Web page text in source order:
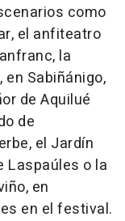
como
el anfiteatro
la
en Sabiñánigo,
de Aquilué
de
el Jardín
Laspaúles o la
en
en el festival.